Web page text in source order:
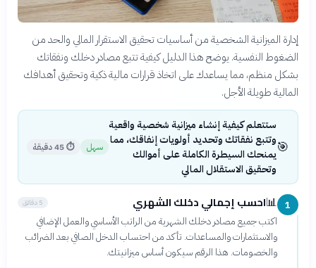
إدارة الميزانية الشخصية من أساسيات تحقيق الاستقرار المالي والحد من
الضغوط النفسية. يوضح هذا الدليل كيفية تتبع مصادر دخلك ونفقاتك
بشكل منظم، مما يساعدك على اتخاذ قرارات مالية ذكية وتحقيق أهدافك
المالية طويلة الأجل.
🎯
ستتعلم كيفية إنشاء ميزانية شخصية واقعية
وتتبع نفقاتك وتحديد أولويات إنفاقك، مما
يمنحك السيطرة الكاملة على أموالك
وتحقيق الاستقلال المالي
سهل ⏱45 دقيقة
1
📊احسب إجمالي دخلك الشهري 5 دقائق
اكتب جميع مصادر دخلك الشهرية من الراتب الأساسي والعمل الإضافي
والاستثمارات والمساعدات. تأكد من احتساب الدخل الصافي بعد الضرائب
والخصومات. هذا الرقم سيكون أساس ميزانيتك.